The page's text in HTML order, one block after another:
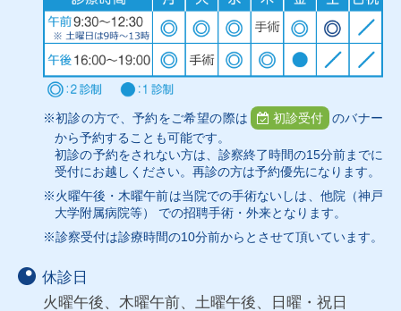
※初診の方で、予約をご希望の際は 初診受付
のバナー
から予約することも可能です。
初診の予約をされない方は、診察終了時間の15分前までに
受付にお越しください。再診の方は予約優先になります。
※火曜午後・木曜午前は当院での手術ないしは、他院（神戸
大学附属病院等） での招聘手術・外来となります。
※診察受付は診療時間の10分前からとさせて頂いています。
休診日
火曜午後、木曜午前、土曜午後、日曜・祝日